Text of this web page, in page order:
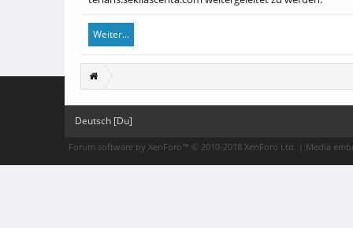
Weiter...
Deutsch [Du]
Forum software by XenForo™ © 2010-2018 XenForo Ltd. Media